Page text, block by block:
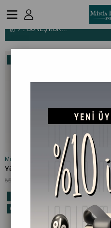
GÜNEŞ KORUYUCU
GÜNEŞ KORUYUCU
SEPETE EKLE
Minia Bahçe Bitki ve Sanat Atölyesi
₺459,00
₺559,00
İndirim
Fırsat